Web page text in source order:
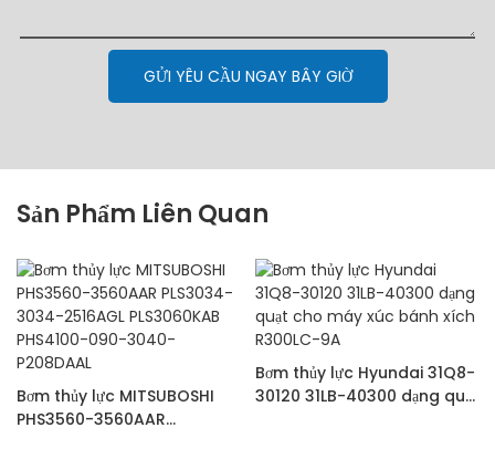
GỬI YÊU CẦU NGAY BÂY GIỜ
Sản Phẩm Liên Quan
Bơm thủy lực MITSUBOSHI
PHS3560-3560AAR
Bơm thủy lực Hyundai 31Q8-
30120 31LB-40300 dạng quạt